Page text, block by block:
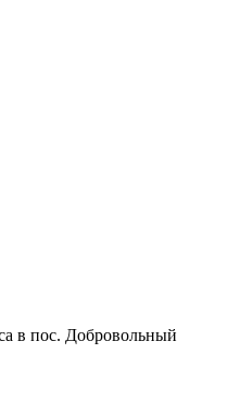
в пос. Добровольный